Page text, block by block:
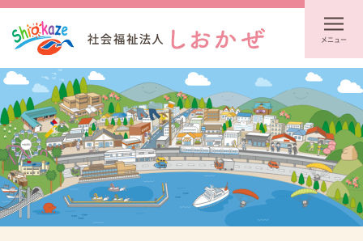
メニュー